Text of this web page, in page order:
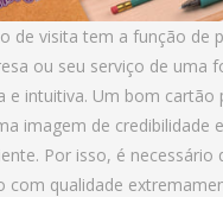
de visita tem a função de
ou seu serviço de uma
e intuitiva. Um bom cartão
imagem de credibilidade
Por isso, é necessário
com qualidade